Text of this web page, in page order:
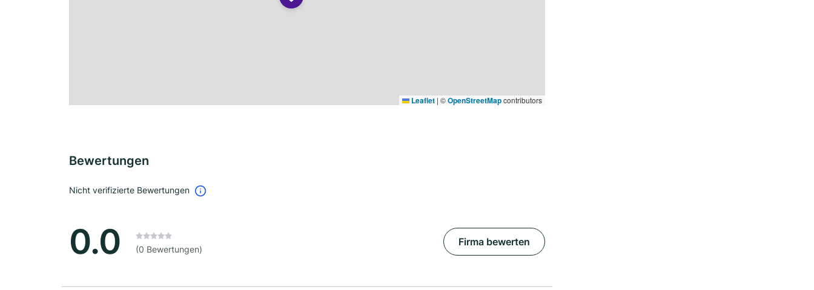
Leaflet | ©OpenStreetMapcontributors
Bewertungen
Nicht verifizierte Bewertungen
0.0 (0 Bewertungen)
Firma bewerten